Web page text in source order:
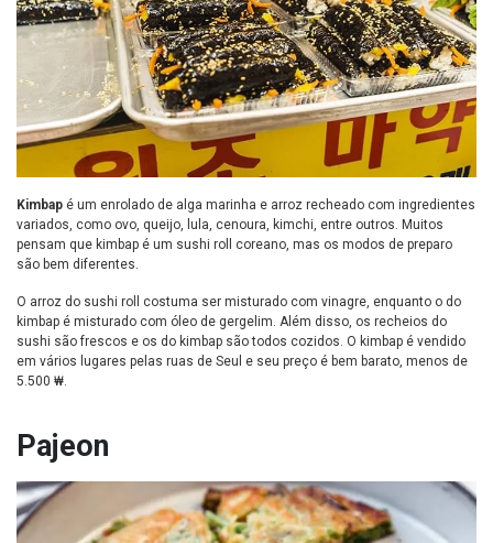
Kimbap é um enrolado de alga marinha e arroz recheado com ingredientes
variados, como ovo, queijo, lula, cenoura, kimchi, entre outros. Muitos
pensam que kimbap é um sushi roll coreano, mas os modos de preparo
são bem diferentes.
O arroz do sushi roll costuma ser misturado com vinagre, enquanto o do
kimbap é misturado com óleo de gergelim. Além disso, os recheios do
sushi são frescos e os do kimbap são todos cozidos. O kimbap é vendido
em vários lugares pelas ruas de Seul e seu preço é bem barato, menos de
5.500 ₩.
Pajeon